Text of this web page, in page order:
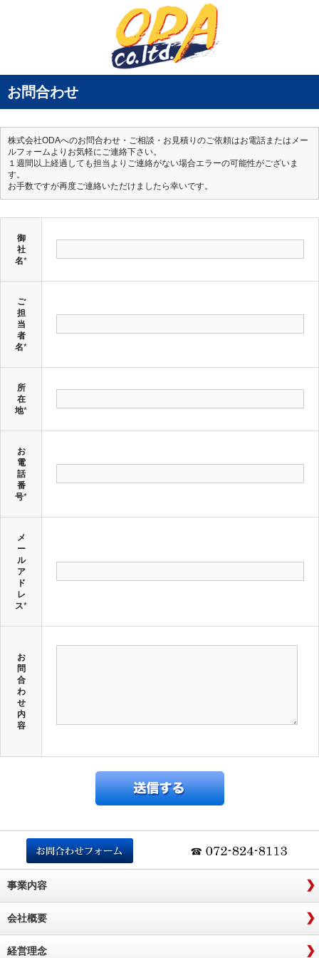
お問合わせ
株式会社ODAへのお問合わせ・ご相談・お見積りのご依頼はお電話またはメー
ルフォームよりお気軽にご連絡下さい。
１週間以上経過しても担当よりご連絡がない場合エラーの可能性がございま
す。
お手数ですが再度ご連絡いただけましたら幸いです。
御
社
名*
ご
担
当
者
名*
所
在
地*
お
電
話
番
号*
メ
ー
ル
ア
ド
レ
ス*
お
問
合
わ
せ
内
容
事業内容
会社概要
経営理念